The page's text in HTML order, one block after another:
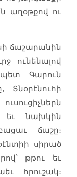
աղօթքով ու
ճաշարանին
ունենալով
Գարուն
եւ նախկին
ճաշը։
սիրած
թթու եւ
հրուշակ։